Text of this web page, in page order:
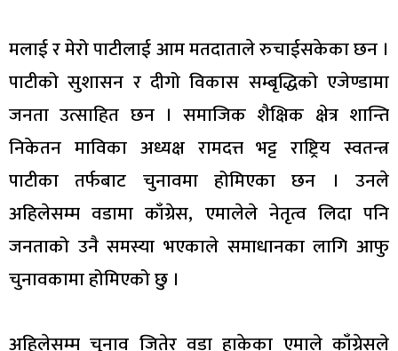
मलाई र मेरो पाटीलाई आम मतदाताले रुचाईसकेका छन ।
पाटीको सुशासन र दीगो विकास सम्बृद्धिको एजेण्डामा
जनता उत्साहित छन । समाजिक शैक्षिक क्षेत्र शान्ति
निकेतन माविका अध्यक्ष रामदत्त भट्ट राष्ट्रिय स्वतन्त्र
पाटीका तर्फबाट चुनावमा होमिएका छन । उनले
अहिलेसम्म वडामा काँग्रेस, एमालेले नेतृत्व लिदा पनि
जनताको उनै समस्या भएकाले समाधानका लागि आफु
चुनावकामा होमिएको छु ।
अहिलेसम्म चुनाव जितेर वडा हाकेका एमाले काँग्रेसले